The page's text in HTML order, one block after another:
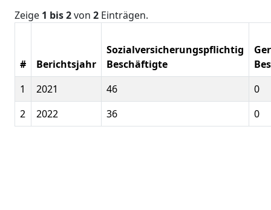
Zeige 1 bis 2von 2 Einträgen.
# Berichtsjahr
Sozialversicherungspflichtig
Beschäftigte
1
2021 46
0
2
2022 36 0